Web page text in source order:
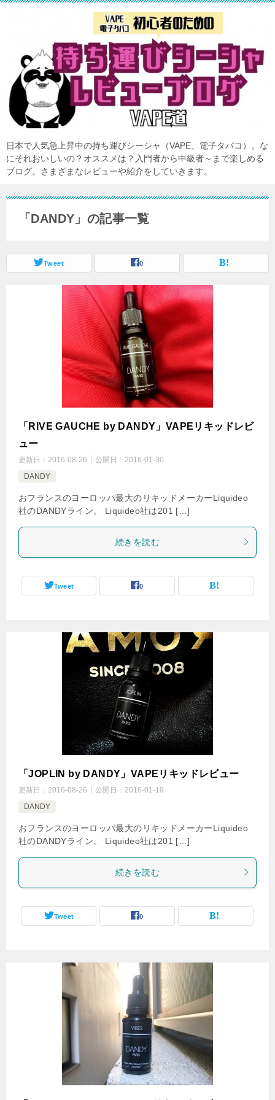
日本で人気急上昇中の持ち運びシーシャ（VAPE、電子タバコ）。な
にそれおいしいの？オススメは？入門者から中級者～まで楽しめる
ブログ。さまざまなレビューや紹介をしていきます。
「DANDY」の記事一覧
Tweet 0
「RIVE GAUCHE by DANDY」VAPEリキッドレビ
ュー
更新日： 2016-08-26 公開日： 2016-01-30
DANDY
おフランスのヨーロッパ最大のリキッドメーカーLiquideo
社のDANDYライン。 Liquideo社は201 […]
続きを読む
Tweet 0
「JOPLIN by DANDY」VAPEリキッドレビュー
更新日： 2016-08-26 公開日： 2016-01-19
DANDY
おフランスのヨーロッパ最大のリキッドメーカーLiquideo
社のDANDYライン。 Liquideo社は201 […]
続きを読む
Tweet 0